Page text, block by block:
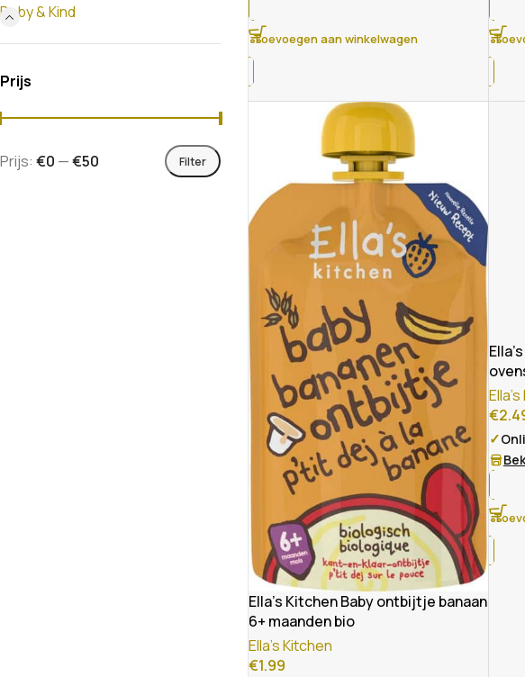
Baby & Kind
Prijs
Filter
Prijs: €0 —€50
Toevoegen aan winkelwagen
Ella’s Kitchen Baby ontbijtje banaan
6+ maanden bio
Ella's Kitchen
€1.99
€
✓